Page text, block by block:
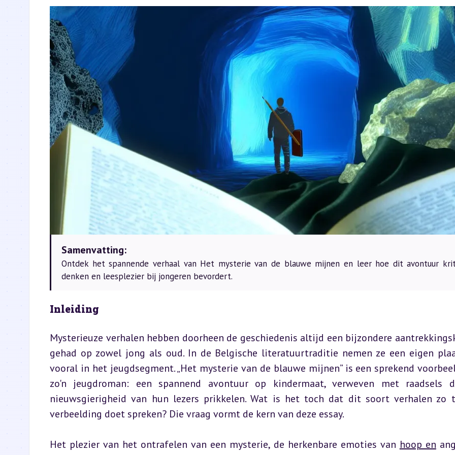
Samenvatting:
Ontdek het spannende verhaal van Het mysterie van de blauwe mijnen en leer hoe dit avontuur
denken en leesplezier bij jongeren bevordert.
Inleiding
Mysterieuze verhalen hebben doorheen de geschiedenis altijd een bijzondere
gehad op zowel jong als oud. In de Belgische literatuurtraditie nemen ze een eigen
vooral in het jeugdsegment. „Het mysterie van de blauwe mijnen” is een sprekend
zo'n jeugdroman: een spannend avontuur op kindermaat, verweven met raadsels
nieuwsgierigheid van hun lezers prikkelen. Wat is het toch dat dit soort verhalen zo
verbeelding doet spreken? Die vraag vormt de kern van deze essay.
Het plezier van het ontrafelen van een mysterie, de herkenbare emoties van hoop en